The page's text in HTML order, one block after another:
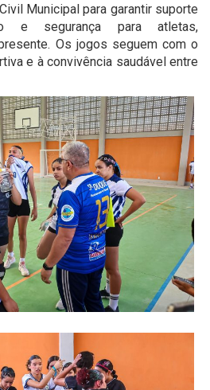
Municipal para garantir suporte
e segurança para atletas,
Os jogos seguem com o
e à convivência saudável entre